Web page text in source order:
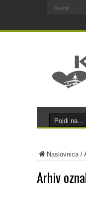
Naslovnica/
Arhiv